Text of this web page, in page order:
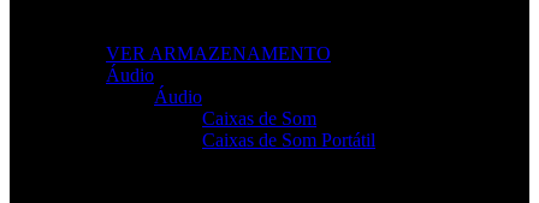
VER ARMAZENAMENTO
Áudio
Áudio
Caixas de Som
Caixas de Som Portátil